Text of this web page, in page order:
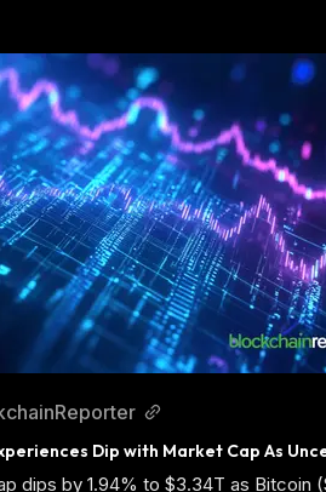
Dip with Market Cap As
dips by 1.94% to $3.34T as Bitcoin